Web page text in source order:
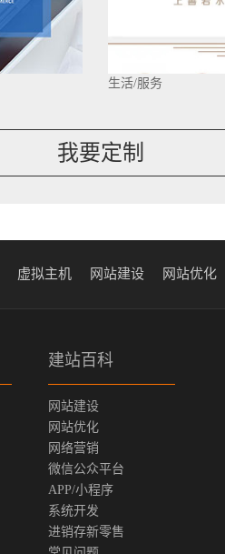
生活/服务
我要定制
虚拟主机 网站建设 网站优化
建站百科
网站建设
网站优化
网络营销
微信公众平台
APP/小程序
系统开发
进销存新零售